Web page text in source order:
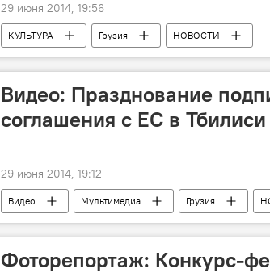
29 июня 2014, 19:56
КУЛЬТУРА Грузия НОВОСТИ
Видео: Празднование
соглашения с ЕС в Тбилиси
29 июня 2014, 19:12
Видео Мультимедиа Грузия
Фоторепортаж: Конкурс-